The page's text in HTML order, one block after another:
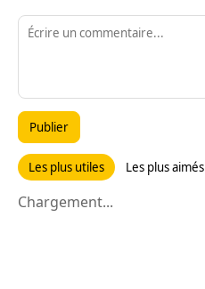
Publier
Les plus utiles Les plus aimés
Chargement...